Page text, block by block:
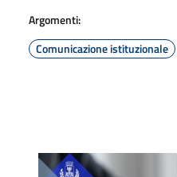
Argomenti:
Comunicazione istituzionale